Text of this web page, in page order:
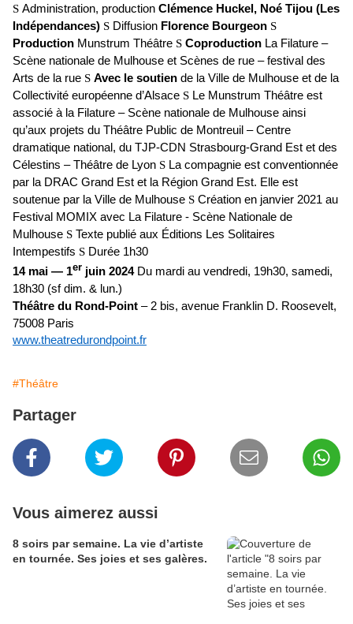
S Administration, production Clémence Huckel, Noé Tijou (Les
Indépendances) S Diffusion Florence Bourgeon S
Production Munstrum Théâtre S Coproduction La Filature –
Scène nationale de Mulhouse et Scènes de rue – festival des
Arts de la rue S Avec le soutien de la Ville de Mulhouse et de la
Collectivité européenne d’Alsace S Le Munstrum Théâtre est
associé à la Filature – Scène nationale de Mulhouse ainsi
qu’aux projets du Théâtre Public de Montreuil – Centre
dramatique national, du TJP-CDN Strasbourg-Grand Est et des
Célestins – Théâtre de Lyon S La compagnie est conventionnée
par la DRAC Grand Est et la Région Grand Est. Elle est
soutenue par la Ville de Mulhouse S Création en janvier 2021 au
Festival MOMIX avec La Filature - Scène Nationale de
Mulhouse S Texte publié aux Éditions Les Solitaires
Intempestifs S Durée 1h30
14 mai — 1er juin 2024 Du mardi au vendredi, 19h30, samedi,
18h30 (sf dim. & lun.)
Théâtre du Rond-Point – 2 bis, avenue Franklin D. Roosevelt,
75008 Paris
www.theatredurondpoint.fr
#Théâtre
Partager
Vous aimerez aussi
8 soirs par semaine. La vie d’artiste
en tournée. Ses joies et ses galères.